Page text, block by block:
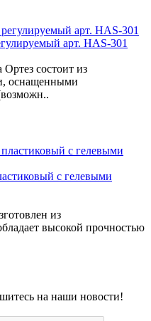
арт. HAS-301
состоит из
оснащенными
с гелевыми
из
высокой прочностью
на наши новости!